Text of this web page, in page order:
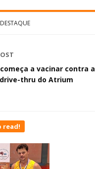
DESTAQUE
a vacinar contra a
thru do Atrium
read!